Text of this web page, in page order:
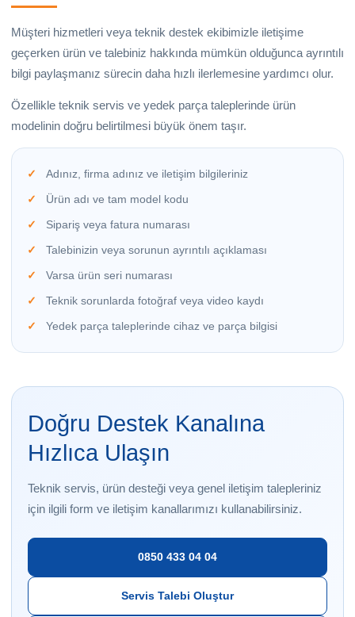
Müşteri hizmetleri veya teknik destek ekibimizle iletişime
geçerken ürün ve talebiniz hakkında mümkün olduğunca ayrıntılı
bilgi paylaşmanız sürecin daha hızlı ilerlemesine yardımcı olur.
Özellikle teknik servis ve yedek parça taleplerinde ürün
modelinin doğru belirtilmesi büyük önem taşır.
Adınız, firma adınız ve iletişim bilgileriniz
Ürün adı ve tam model kodu
Sipariş veya fatura numarası
Talebinizin veya sorunun ayrıntılı açıklaması
Varsa ürün seri numarası
Teknik sorunlarda fotoğraf veya video kaydı
Yedek parça taleplerinde cihaz ve parça bilgisi
Doğru Destek Kanalına
Hızlıca Ulaşın
Teknik servis, ürün desteği veya genel iletişim talepleriniz
için ilgili form ve iletişim kanallarımızı kullanabilirsiniz.
0850 433 04 04
Servis Talebi Oluştur